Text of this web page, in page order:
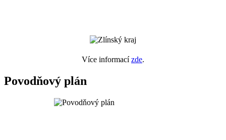
Více informacízde.
Povodňový plán